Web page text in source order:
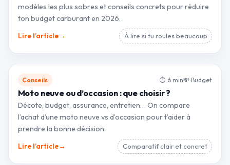
modèles les plus sobres et conseils concrets pour réduire
ton budget carburant en 2026.
Lire l’article→ À lire si tu roules beaucoup
Conseils ⏱ 6 min💸 Budget
Moto neuve ou d’occasion : que choisir ?
Décote, budget, assurance, entretien… On compare
l’achat d’une moto neuve vs d’occasion pour t’aider à
prendre la bonne décision.
Lire l’article→ Comparatif clair et concret